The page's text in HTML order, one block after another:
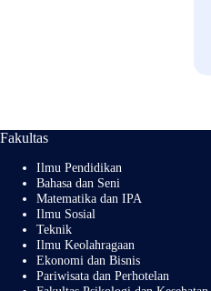
Fakultas
Ilmu Pendidikan
Bahasa dan Seni
Matematika dan IPA
Ilmu Sosial
Teknik
Ilmu Keolahragaan
Ekonomi dan Bisnis
Pariwisata dan Perhotelan